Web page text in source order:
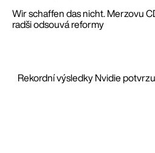
Wir schaffen das nicht. Merzovu
radši odsouvá reformy
Rekordní výsledky Nvidie